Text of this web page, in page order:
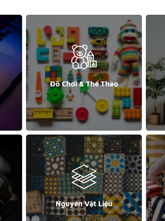
Đồ Chơi & Thể Thao
Nguyên Vật Liệu